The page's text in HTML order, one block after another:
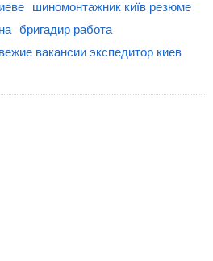
шиномонтажник київ резюме
бригадир работа
вакансии экспедитор киев